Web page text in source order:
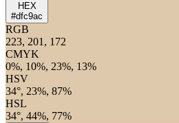
HEX
#dfc9ac
RGB
223, 201, 172
CMYK
0%, 10%, 23%, 13%
HSV
34°, 23%, 87%
HSL
34°, 44%, 77%